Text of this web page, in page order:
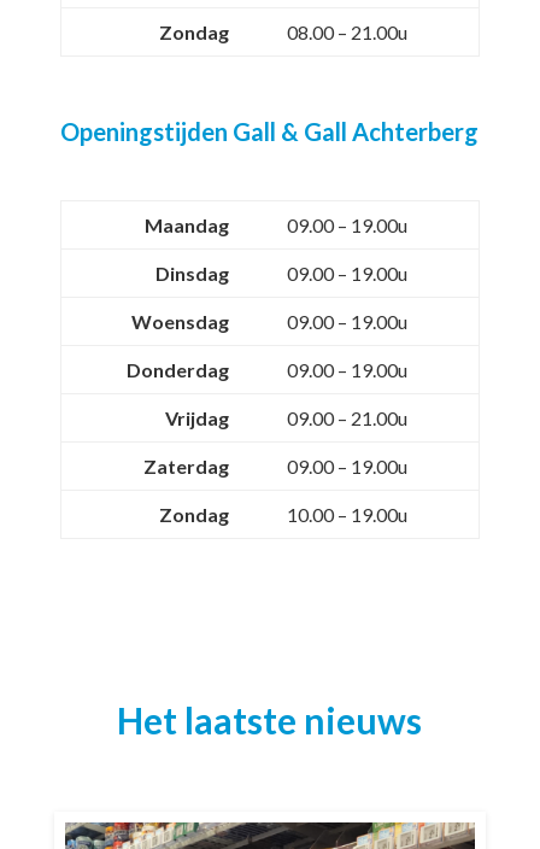
Zondag 08.00 – 21.00u
Openingstijden Gall & Gall Achterberg
Maandag 09.00 – 19.00u
Dinsdag 09.00 – 19.00u
Woensdag 09.00 – 19.00u
Donderdag 09.00 – 19.00u
Vrijdag 09.00 – 21.00u
Zaterdag 09.00 – 19.00u
Zondag 10.00 – 19.00u
Het laatste nieuws